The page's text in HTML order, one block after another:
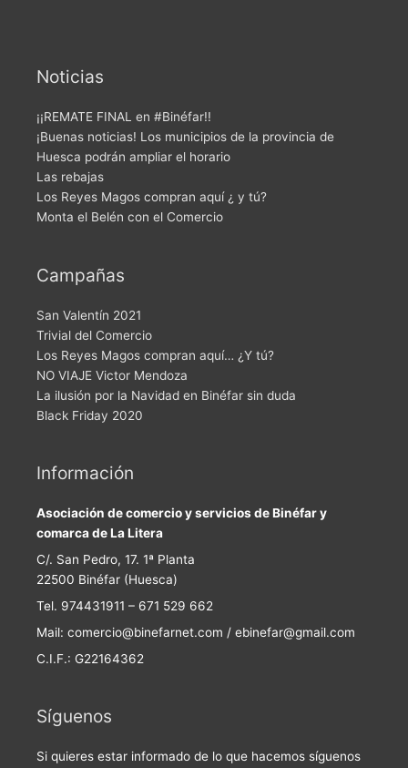
Noticias
¡¡REMATE FINAL en #Binéfar!!
¡Buenas noticias! Los municipios de la provincia de
Huesca podrán ampliar el horario
Las rebajas
Los Reyes Magos compran aquí ¿ y tú?
Monta el Belén con el Comercio
Campañas
San Valentín 2021
Trivial del Comercio
Los Reyes Magos compran aquí… ¿Y tú?
NO VIAJE Victor Mendoza
La ilusión por la Navidad en Binéfar sin duda
Black Friday 2020
Información
Asociación de comercio y servicios de Binéfar y
comarca de La Litera
C/. San Pedro, 17. 1ª Planta
22500 Binéfar (Huesca)
Tel. 974431911 – 671 529 662
Mail: comercio@binefarnet.com / ebinefar@gmail.com
C.I.F.: G22164362
Síguenos
Si quieres estar informado de lo que hacemos síguenos